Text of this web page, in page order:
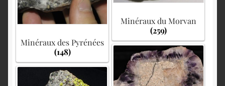
Minéraux du Morvan
(259)
Minéraux des Pyrénées
(148)